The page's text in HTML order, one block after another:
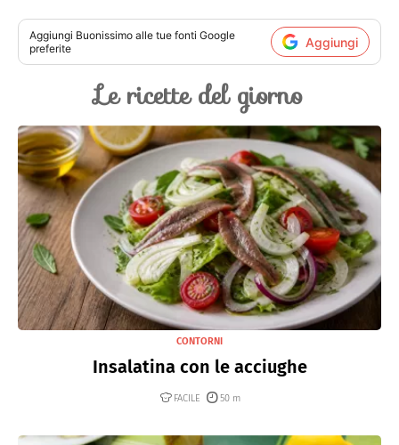
Aggiungi Buonissimo alle tue fonti Google
preferite
Aggiungi
Le ricette del giorno
CONTORNI
Insalatina con le acciughe
FACILE 50 m